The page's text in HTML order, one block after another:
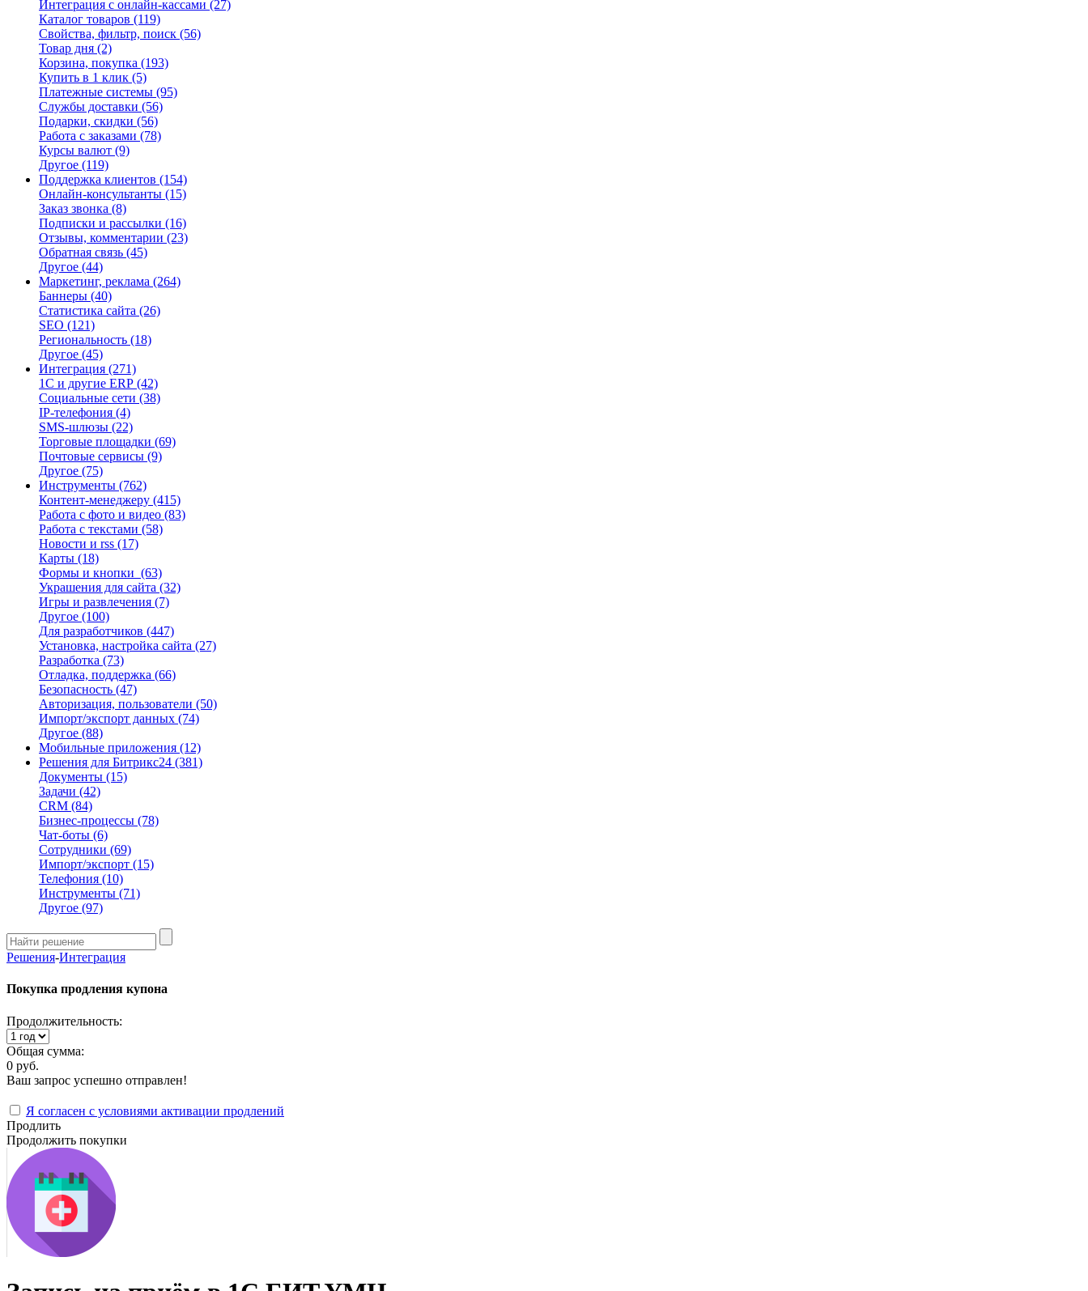
Интеграция с онлайн-кассами (27)
Каталог товаров (119)
Свойства, фильтр, поиск (56)
Товар дня (2)
Корзина, покупка (193)
Купить в 1 клик (5)
Платежные системы (95)
Службы доставки (56)
Подарки, скидки (56)
Работа с заказами (78)
Курсы валют (9)
Другое (119)
Поддержка клиентов (154)
Онлайн-консультанты (15)
Заказ звонка (8)
Подписки и рассылки (16)
Отзывы, комментарии (23)
Обратная связь (45)
Другое (44)
Маркетинг, реклама (264)
Баннеры (40)
Статистика сайта (26)
SEO (121)
Региональность (18)
Другое (45)
Интеграция (271)
1С и другие ERP (42)
Социальные сети (38)
IP-телефония (4)
SMS-шлюзы (22)
Торговые площадки (69)
Почтовые сервисы (9)
Другое (75)
Инструменты (762)
Контент-менеджеру (415)
Работа с фото и видео (83)
Работа с текстами (58)
Новости и rss (17)
Карты (18)
Формы и кнопки (63)
Украшения для сайта (32)
Игры и развлечения (7)
Другое (100)
Для разработчиков (447)
Установка, настройка сайта (27)
Разработка (73)
Отладка, поддержка (66)
Безопасность (47)
Авторизация, пользователи (50)
Импорт/экспорт данных (74)
Другое (88)
Мобильные приложения (12)
Решения для Битрикс24 (381)
Документы (15)
Задачи (42)
CRM (84)
Бизнес-процессы (78)
Чат-боты (6)
Сотрудники (69)
Импорт/экспорт (15)
Телефония (10)
Инструменты (71)
Другое (97)
Решения-Интеграция
Покупка продления купона
Продолжительность:
Общая сумма:
0 руб.
Ваш запрос успешно отправлен!
Я согласен с условиями активации продлений
Продлить
Продолжить покупки